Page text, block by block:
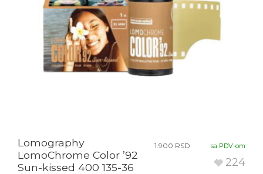
Lomography
LomoChrome Color ’92
Sun-kissed 400 135-36
1.900 RSD sa PDV-om
224